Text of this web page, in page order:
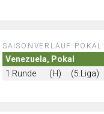
SAISONVERLAUF POKAL:
Venezuela, Pokal
1.Runde
(H) (5.Liga)